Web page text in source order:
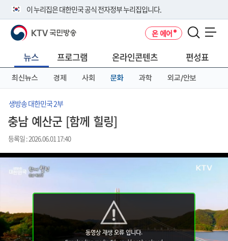
이 누리집은 대한민국 공식 전자정부 누리집입니다.
공식 누리집 주소 확인하기
니다.
이밖에 or.kr 또는 .kr등 다른 도메인 주소를 사용하고 있다면 아래 URL에
서 도메인 주소를 확인해 보세요
KTV 국민방송 온 에어
뉴스 프로그램 온라인콘텐츠 편성표
최신뉴스 경제 사회 문화 과학 외교/안보
생방송 대한민국 2부
충남 예산군 [함께 힐링]
등록일 : 2026.06.01 17:40